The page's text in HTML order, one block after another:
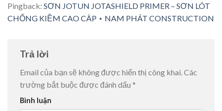
Pingback: SƠN JOTUN JOTASHIELD PRIMER – SƠN LÓT
CHỐNG KIỀM CAO CÂP ⋆ NAM PHÁT CONSTRUCTION
Trả lời
Email của bạn sẽ không được hiển thị công khai.Các
trường bắt buộc được đánh dấu *
Bình luận